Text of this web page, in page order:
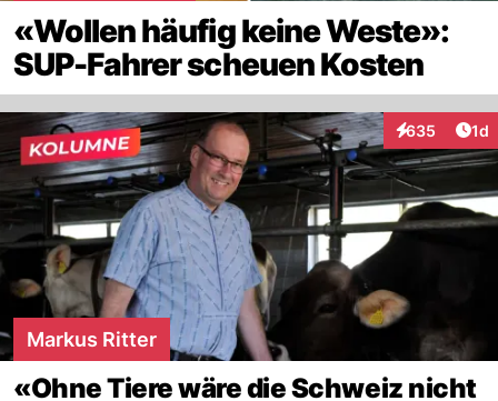
«Wollen häufig keine Weste»:
SUP-Fahrer scheuen Kosten
635
Interaktionen
1d
Markus Ritter
«Ohne Tiere wäre die Schweiz nicht